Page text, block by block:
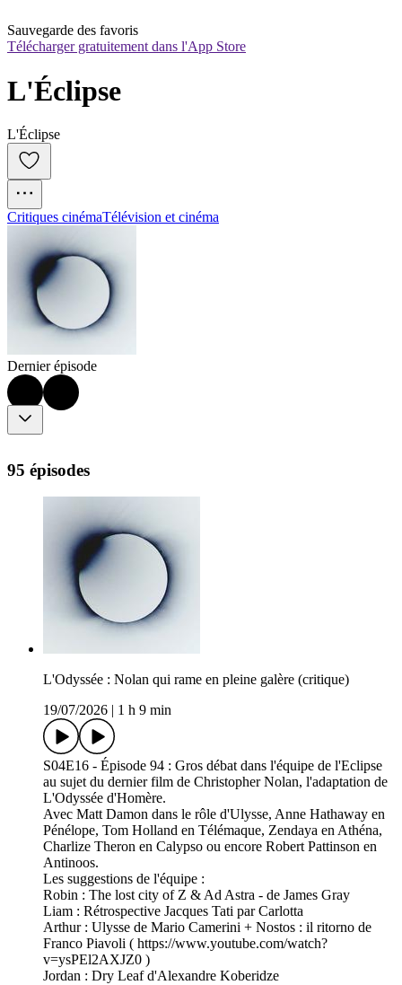
Sauvegarde des favoris
Télécharger gratuitement dans l'App Store
L'Éclipse
L'Éclipse
Critiques cinémaTélévision et cinéma
Dernier épisode
95 épisodes
L'Odyssée : Nolan qui rame en pleine galère (critique)
19/07/2026
1 h 9 min
S04E16 - Épisode 94 : Gros débat dans l'équipe de l'Eclipse
au sujet du dernier film de Christopher Nolan, l'adaptation de
L'Odyssée d'Homère.
Avec Matt Damon dans le rôle d'Ulysse, Anne Hathaway en
Pénélope, Tom Holland en Télémaque, Zendaya en Athéna,
Charlize Theron en Calypso ou encore Robert Pattinson en
Antinoos.
Les suggestions de l'équipe :
Robin : The lost city of Z & Ad Astra - de James Gray
Liam : Rétrospective Jacques Tati par Carlotta
Arthur : Ulysse de Mario Camerini + Nostos : il ritorno de
Franco Piavoli ( https://www.youtube.com/watch?
v=ysPEl2AXJZ0 )
Jordan : Dry Leaf d'Alexandre Koberidze